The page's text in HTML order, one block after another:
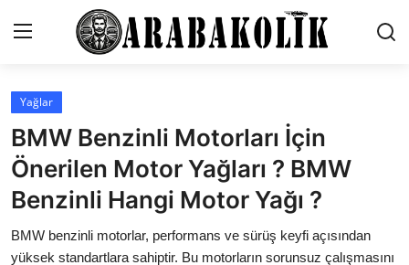
İletişim
Genel
Karşılaştırmalar
Testler
Yağlar
BMW Benzinli Motorları İçin
Önerilen Motor Yağları ? BMW
Benzinli Hangi Motor Yağı ?
BMW benzinli motorlar, performans ve sürüş keyfi açısından
yüksek standartlara sahiptir. Bu motorların sorunsuz çalışmasını